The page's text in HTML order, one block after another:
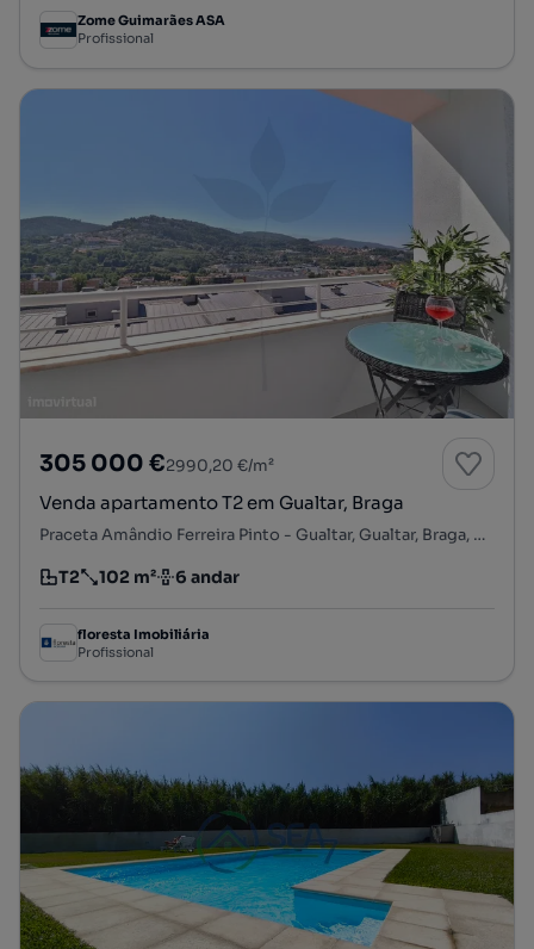
Zome Guimarães ASA
Profissional
305 000 €2990,20 €/m²
Venda apartamento T2 em Gualtar, Braga
Praceta Amândio Ferreira Pinto - Gualtar, Gualtar, Braga, Braga
Tipologia
T2
Preço por metro quadrado
102 m²
Andar 6 andar
floresta Imobiliária
Profissional